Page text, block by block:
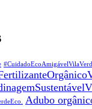
Adubo